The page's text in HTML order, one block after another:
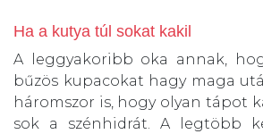
Ha a kutya túl sokat kakil
A leggyakoribb oka annak,
bűzös kupacokat hagy maga
háromszor is, hogy olyan tápot
sok a szénhidrát. A legtöbb